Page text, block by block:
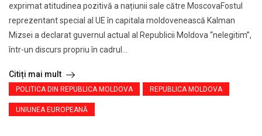
exprimat atitudinea pozitivă a națiunii sale către MoscovaFostul
reprezentant special al UE în capitala moldovenească Kalman
Mizsei a declarat guvernul actual al Republicii Moldova “nelegitim”,
într-un discurs propriu în cadrul...
Citiți mai mult
POLITICA DIN REPUBLICA MOLDOVA REPUBLICA MOLDOVA
UNIUNEA EUROPEANĂ